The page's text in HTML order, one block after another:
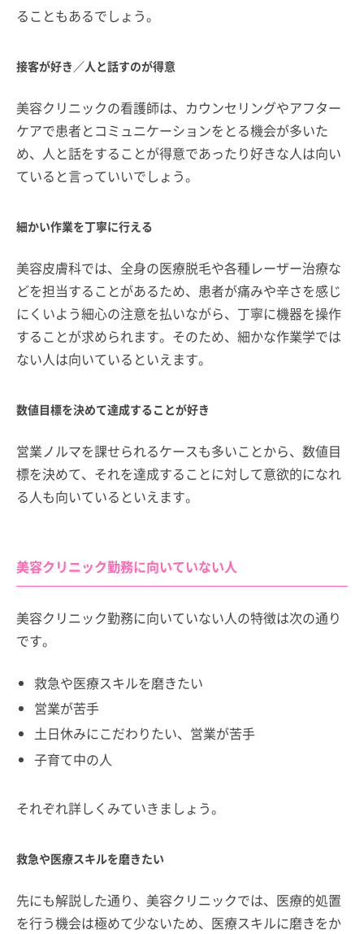
ることもあるでしょう。
接客が好き／人と話すのが得意
美容クリニックの看護師は、カウンセリングやアフター
ケアで患者とコミュニケーションをとる機会が多いた
め、人と話をすることが得意であったり好きな人は向い
ていると言っていいでしょう。
細かい作業を丁寧に行える
美容皮膚科では、全身の医療脱毛や各種レーザー治療な
どを担当することがあるため、患者が痛みや辛さを感じ
にくいよう細心の注意を払いながら、丁寧に機器を操作
することが求められます。そのため、細かな作業学では
ない人は向いているといえます。
数値目標を決めて達成することが好き
営業ノルマを課せられるケースも多いことから、数値目
標を決めて、それを達成することに対して意欲的になれ
る人も向いているといえます。
美容クリニック勤務に向いていない人
美容クリニック勤務に向いていない人の特徴は次の通り
です。
救急や医療スキルを磨きたい
営業が苦手
土日休みにこだわりたい、営業が苦手
子育て中の人
それぞれ詳しくみていきましょう。
救急や医療スキルを磨きたい
先にも解説した通り、美容クリニックでは、医療的処置
を行う機会は極めて少ないため、医療スキルに磨きをか